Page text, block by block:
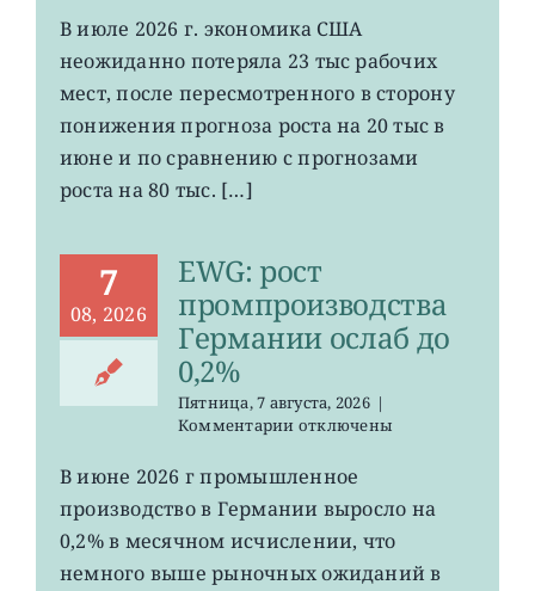
VOO:
рабочих
мест
США
неожиданно
В июле 2026 г. экономика США
неожиданно потеряла 23 тыс рабочих
мест, после пересмотренного в сторону
понижения прогноза роста на 20 тыс в
июне и по сравнению с прогнозами
роста на 80 тыс. […]
7
08, 2026
EWG: рост
промпроизводства
Германии ослаб до
0,2%
Пятница, 7 августа, 2026 |
Комментариик
EWG:
рост
промпроизводства
Германии
до
отключены
В июне 2026 г промышленное
производство в Германии выросло на
0,2% в месячном исчислении, что
немного выше рыночных ожиданий в